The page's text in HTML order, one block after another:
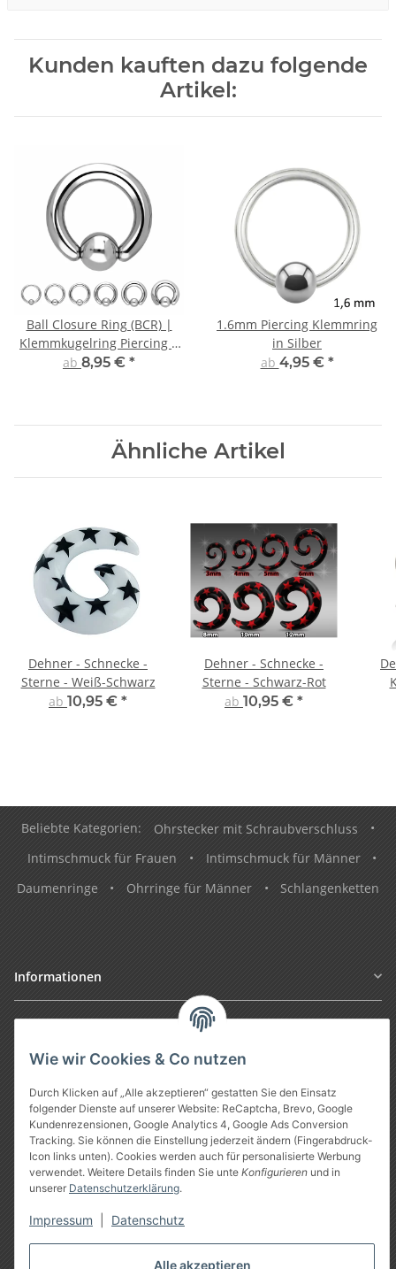
Alle akzeptieren
Wie wir Cookies & Co nutzen
Durch Klicken auf „Alle akzeptieren“ gestatten Sie den Einsatz
folgender Dienste auf unserer Website: ReCaptcha, Brevo, Google
Kundenrezensionen, Google Analytics 4, Google Ads Conversion
Tracking. Sie können die Einstellung jederzeit ändern (Fingerabdruck-
Icon links unten). Cookies werden auch für personalisierte Werbung
verwendet. Weitere Details finden Sie unte Konfigurieren und in
unserer Datenschutzerklärung.
Impressum Datenschutz
Kunden kauften dazu folgende
Artikel:
Ball Closure Ring (BCR) |
Klemmkugelring Piercing |
Silber | 2mm – 6mm Dicke |
ab 8,95 € *
1.6mm Piercing Klemmring
in Silber
ab 4,95 € *
Ähnliche Artikel
Dehner - Schnecke -
Sterne - Weiß-Schwarz
ab 10,95 € *
Dehner - Schnecke -
Sterne - Schwarz-Rot
ab 10,95 € *
Beliebte Kategorien: Ohrstecker mit Schraubverschluss
•
Intimschmuck für Frauen
• Intimschmuck für Männer
•
Daumenringe
• Ohrringe für Männer • Schlangenketten
Informationen
Gesetzliche Informationen
Vertrag widerrufen
* Alle Preise inkl. gesetzlicher USt., zzgl.